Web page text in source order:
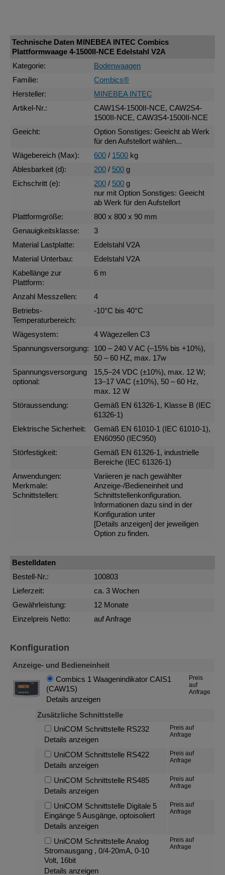
Technische Daten MINEBEA INTEC Combics
Plattformwaage 4-1500II-NCE Edelstahl V2A
Kategorie:
Bodenwaagen
Familie:
Combics®
Hersteller:
MINEBEA INTEC
Artikel-Nr.:
CAW1S4-1500II-NCE, CAW2S4-
1500II-NCE, CAW3S4-1500II-NCE
Geeicht:
Option Sonstiges: Geeicht ab Werk
für den Aufstellort wählen...
Wägebereich (Max):
600 / 1500 kg
Ablesbarkeit (d):
200 / 500 g
Eichschritt (e):
200 / 500 g
nur mit Option Sonstiges: Geeicht
ab Werk für den Aufstellort
Plattformgröße:
800 x 800 x 90 mm
Genauigkeitsklasse:
3
Material Lastplatte:
Edelstahl V2A
Material Unterbau:
Edelstahl V2A
Kabellänge zur
Plattform:
6 m
Anzahl Messzellen:
4
Betriebs-
Temperaturbereich:
-10°C bis 40°C
Wägesystem:
4 Wägezellen C3
Spannungsversorgung:
100 – 240 V AC (–15% bis +10%),
50 – 60 HZ, max. 17w
Spannungsversorgung
optional:
15,5–24 VDC (±10%), max. 12 W;
13–17 VAC (±10%), 50 – 60 Hz,
max. 12 W
Störaussendung:
Gemäß EN 61326-1, Klasse B (IEC
61326-1)
Elektrische Sicherheit:
Gemäß EN 61010-1 (IEC 61010-1),
EN60950 (IEC950)
Störfestigkeit:
Gemäß EN 61326-1, industrielle
Bereiche (IEC 61326-1)
Anwendungen:
Merkmale:
Schnittstellen:
Variieren je nach gewählter
Anzeige-/Bedieneinheit und
Schnittstellenkonfiguration.
Informationen dazu sind in der
Konfiguration unter
[Details anzeigen] der jeweiligen
Option zu finden.
Bestelldaten
Bestell-Nr.:
100803
Lieferzeit:
ca. 3 Wochen
Gewährleistung:
12 Monate
Einzelpreis Netto:
auf Anfrage
Konfiguration
Anzeige- und Bedieneinheit
Combics 1 Waagenindikator CAIS1
(CAW1S)
Details anzeigen
Preis
auf
Anfrage
Zusätzliche Schnittstelle
UniCOM Schnittstelle RS232
Details anzeigen
Preis auf
Anfrage
UniCOM Schnittstelle RS422
Details anzeigen
Preis auf
Anfrage
UniCOM Schnittstelle RS485
Details anzeigen
Preis auf
Anfrage
UniCOM Schnittstelle Digitale 5
Eingänge 5 Ausgänge, optoisoliert
Details anzeigen
Preis auf
Anfrage
UniCOM Schnittstelle Analog
Stromausgang , 0/4-20mA, 0-10
Volt, 16bit
Details anzeigen
Preis auf
Anfrage